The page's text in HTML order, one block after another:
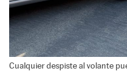
Cualquier despiste al volante